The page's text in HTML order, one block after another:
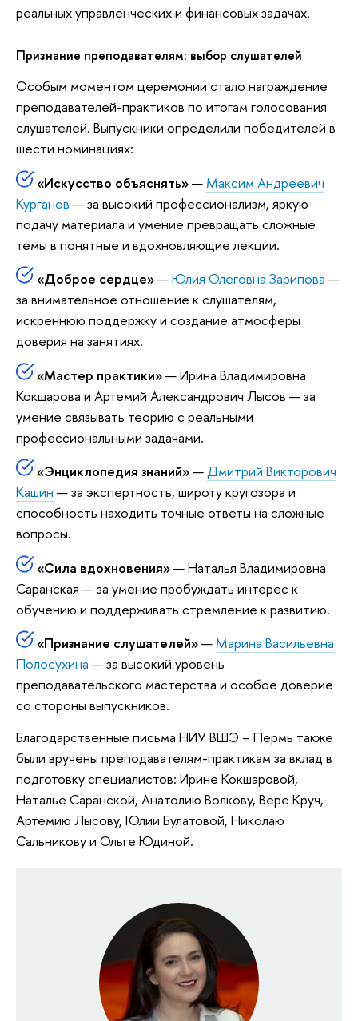
реальных управленческих и финансовых задачах.
Признание преподавателям: выбор слушателей
Особым моментом церемонии стало награждение
преподавателей-практиков по итогам голосования
слушателей. Выпускники определили победителей в
шести номинациях:
«Искусство объяснять»— Максим Андреевич
Курганов — за высокий профессионализм, яркую
подачу материала и умение превращать сложные
темы в понятные и вдохновляющие лекции.
«Доброе сердце»—Юлия Олеговна Зарипова —
за внимательное отношение к слушателям,
искреннюю поддержку и создание атмосферы
доверия на занятиях.
«Мастер практики»— Ирина Владимировна
Кокшарова и Артемий Александрович Лысов — за
умение связывать теорию с реальными
профессиональными задачами.
«Энциклопедия знаний»—Дмитрий Викторович
Кашин — за экспертность, широту кругозора и
способность находить точные ответы на сложные
вопросы.
«Сила вдохновения»— Наталья Владимировна
Саранская — за умение пробуждать интерес к
обучению и поддерживать стремление к развитию.
«Признание слушателей»— Марина Васильевна
Полосухина — за высокий уровень
преподавательского мастерства и особое доверие
со стороны выпускников.
Благодарственные письма НИУ ВШЭ – Пермь также
были вручены преподавателям-практикам за вклад в
подготовку специалистов: Ирине Кокшаровой,
Наталье Саранской, Анатолию Волкову, Вере Круч,
Артемию Лысову, Юлии Булатовой, Николаю
Сальникову и Ольге Юдиной.